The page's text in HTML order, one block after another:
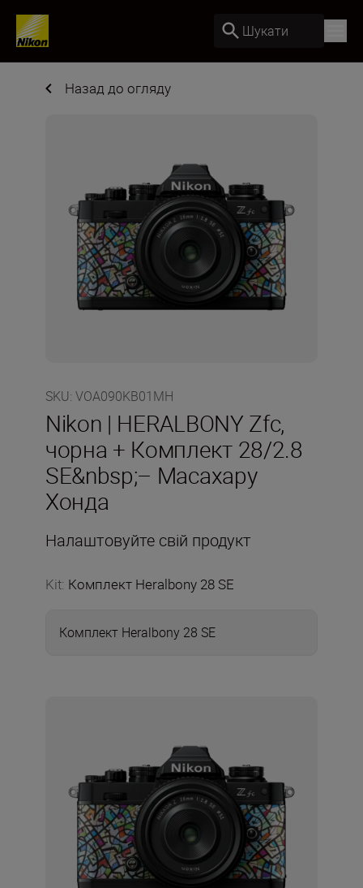
Шукати
Назад до огляду
SKU: VOA090KB01MH
Nikon | HERALBONY Zfc,
чорна + Комплект 28/2.8
SE&nbsp;– Масахару
Хонда
Налаштовуйте свій продукт
Kit: Комплект Heralbony 28 SE
Комплект Heralbony 28 SE